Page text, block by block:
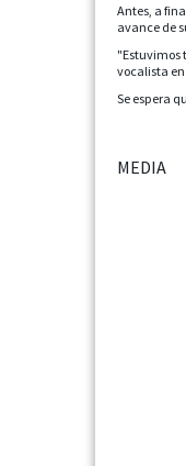
Antes, a
avance de
"Estuvimos
vocalista
Se espera
MEDIA